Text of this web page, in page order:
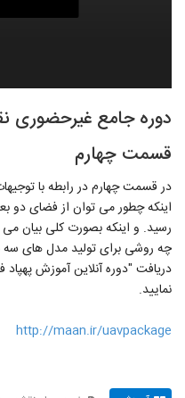
دوره جامع غیرحضوری
قسمت چهارم
در قسمت چهارم در رابطه با
اینکه چطور می توان از فضای
رسید. و اینکه بصورت کلی بیان
چه روشی برای تولید مدل های سه
دریافت "دوره آنلاین آموزش پهپاد
نمایید.
http://maan.ir/uavpackage